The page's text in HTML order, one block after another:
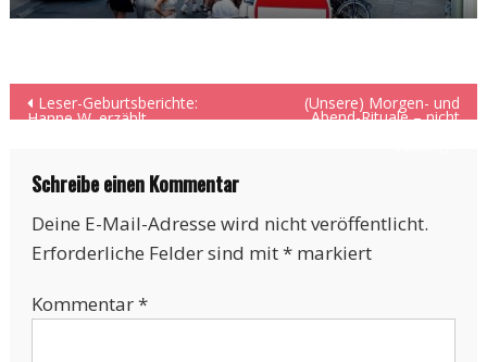
Beitragsnavigation
Leser-Geburtsberichte:
Hanne W. erzählt
(Unsere) Morgen- und
Abend-Rituale – nicht
Schreibe einen Kommentar
Deine E-Mail-Adresse wird nicht veröffentlicht.
Erforderliche Felder sind mit*markiert
Kommentar*